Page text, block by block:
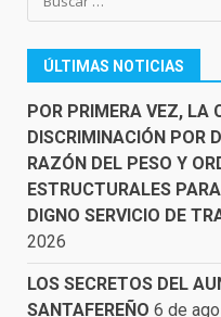
ÚLTIMAS NOTICIAS
POR PRIMERA VEZ, LA
DISCRIMINACIÓN POR
RAZÓN DEL PESO Y
ESTRUCTURALES
DIGNO SERVICIO DE
2026
LOS SECRETOS DEL
SANTAFEREÑO 6 de